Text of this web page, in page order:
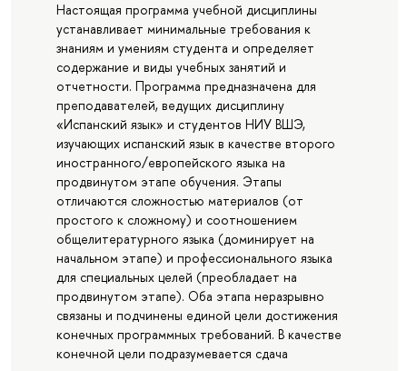
Настоящая программа учебной дисциплины
устанавливает минимальные требования к
знаниям и умениям студента и определяет
содержание и виды учебных занятий и
отчетности. Программа предназначена для
преподавателей, ведущих дисциплину
«Испанский язык» и студентов НИУ ВШЭ,
изучающих испанский язык в качестве второго
иностранного/европейского языка на
продвинутом этапе обучения. Этапы
отличаются сложностью материалов (от
простого к сложному) и соотношением
общелитературного языка (доминирует на
начальном этапе) и профессионального языка
для специальных целей (преобладает на
продвинутом этапе). Оба этапа неразрывно
связаны и подчинены единой цели достижения
конечных программных требований. В качестве
конечной цели подразумевается сдача